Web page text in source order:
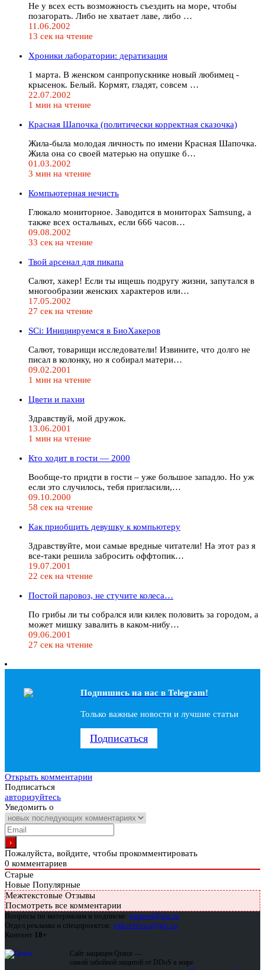
Не у всех есть возможность съездить на море, чтобы
позагорать. Либо не хватает лаве, либо …
11.06.2002
13 сек на чтение
Хроники лаборатории: дератизация
1 марта. В женском санпропускнике новый любимец -
крысенок. Белый. Кормят, гладят, совсем …
22.07.2002
1 мин на чтение
Красная Шапочка (политически коppектная сказочка)
Жила-была молодая личность по имени Кpасная Шапочка.
Жила она со своей матеpью на опушке б…
01.03.2002
3 мин на чтение
Компьютерная нечисть
Глюкало мониторное. Заводится в мониторах Samsung, а
также всех остальных, если 666 часов…
09.08.2002
33 сек на чтение
Твой арсенал для пикапа
Салют, хакер! Если ты ищешь подругу жизни, запутался в
многообразии женских характеров или…
17.05.2002
27 сек на чтение
SCi: Инициируемся в БиоХакеров
Салют, товарищи исследователи! Извините, что долго не
писал в колонку, но я собирал матери…
09.02.2001
1 мин на чтение
Цвети и пахни
Здравствуй, мой дружок.
13.06.2001
1 мин на чтение
Кто ходит в гости — 2000
Вообще-то придти в гости – уже большое западло. Но уж
если это случилось, тебя пригласили,…
09.10.2000
58 сек на чтение
Как приобщить девушку к компьютеру
Здравствуйте, мои самые вредные читатели! На этот раз я
все-таки решила забросить оффтопик…
19.07.2001
22 сек на чтение
Постой паровоз, не стучите колеса…
По грибы ли ты собрался или килек половить за городом, а
может мишку завалить в каком-нибу…
09.06.2001
27 сек на чтение
Подпишись на наc в Telegram!
Только важные новости и лучшие статьи
Подписаться
Открыть комментарии
Подписаться
авторизуйтесь
Уведомить о
Пожалуйста, войдите, чтобы прокомментировать
0 комментариев
Старые
Новые Популярные
Межтекстовые Отзывы
Посмотреть все комментарии
Вопросы по материалам и подписке: support@glc.ru
Отдел рекламы и спецпроектов: yakovleva.a@glc.ru
Контент 18+
Сайт защищен Qrator —
самой забойной защитой от DDoS в мире